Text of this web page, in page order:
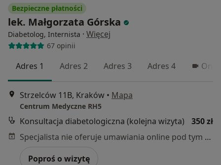
Bezpieczne płatności
lek. Małgorzata Górska
Diabetolog, Internista · Więcej
67 opinii
Adres 1 Adres 2 Adres 3 Adres 4
Strzelców 11B, Kraków • Mapa
Centrum Medyczne RH5
Konsultacja diabetologiczna (kolejna wizyta)
350 zł
Specjalista nie oferuje umawiania online pod tym adresem.
Poproś o wizytę